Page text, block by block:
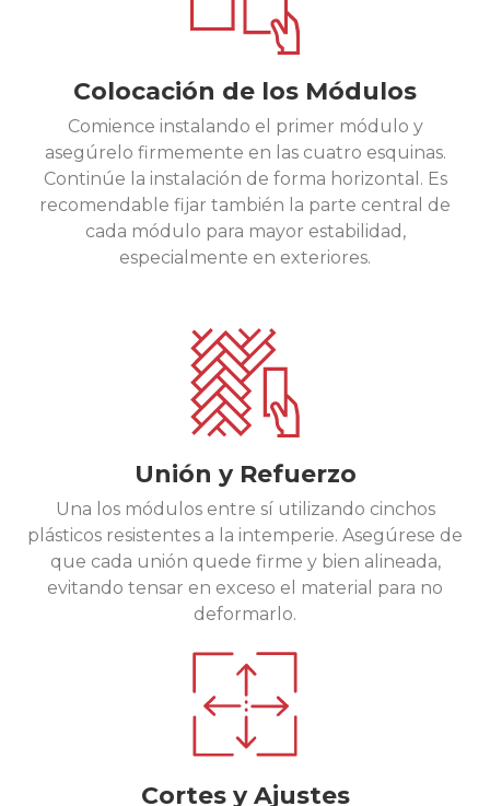
Colocación de los Módulos
Comience instalando el primer módulo y
asegúrelo firmemente en las cuatro esquinas.
Continúe la instalación de forma horizontal. Es
recomendable fijar también la parte central de
cada módulo para mayor estabilidad,
especialmente en exteriores.
Unión y Refuerzo
Una los módulos entre sí utilizando cinchos
plásticos resistentes a la intemperie. Asegúrese de
que cada unión quede firme y bien alineada,
evitando tensar en exceso el material para no
deformarlo.
Cortes y Ajustes